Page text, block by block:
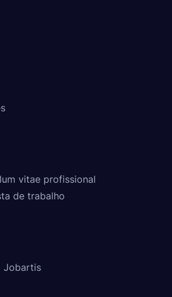
vitae profissional
de trabalho
Jobartis